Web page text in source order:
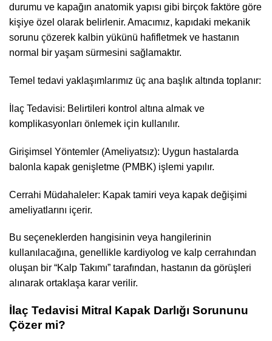
durumu ve kapağın anatomik yapısı gibi birçok faktöre göre
kişiye özel olarak belirlenir. Amacımız, kapıdaki mekanik
sorunu çözerek kalbin yükünü hafifletmek ve hastanın
normal bir yaşam sürmesini sağlamaktır.
Temel tedavi yaklaşımlarımız üç ana başlık altında toplanır:
İlaç Tedavisi: Belirtileri kontrol altına almak ve
komplikasyonları önlemek için kullanılır.
Girişimsel Yöntemler (Ameliyatsız): Uygun hastalarda
balonla kapak genişletme (PMBK) işlemi yapılır.
Cerrahi Müdahaleler: Kapak tamiri veya kapak değişimi
ameliyatlarını içerir.
Bu seçeneklerden hangisinin veya hangilerinin
kullanılacağına, genellikle kardiyolog ve kalp cerrahından
oluşan bir “Kalp Takımı” tarafından, hastanın da görüşleri
alınarak ortaklaşa karar verilir.
İlaç Tedavisi Mitral Kapak Darlığı Sorununu
Çözer mi?